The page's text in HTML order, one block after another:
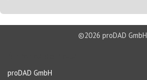
©2026 proDAD GmbH
proDAD GmbH